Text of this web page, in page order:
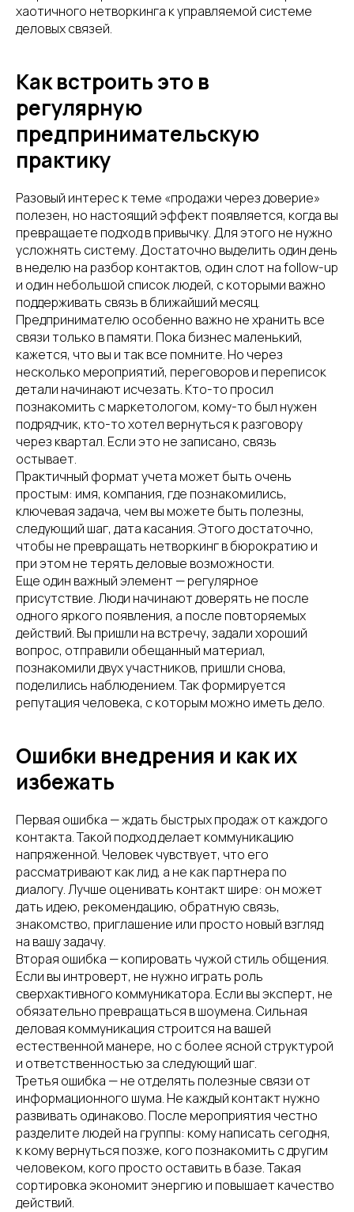
хаотичного нетворкинга к управляемой системе
деловых связей.
Как встроить это в
регулярную
предпринимательскую
практику
Разовый интерес к теме «продажи через доверие»
полезен, но настоящий эффект появляется, когда вы
превращаете подход в привычку. Для этого не нужно
усложнять систему. Достаточно выделить один день
в неделю на разбор контактов, один слот на follow-up
и один небольшой список людей, с которыми важно
поддерживать связь в ближайший месяц.
Предпринимателю особенно важно не хранить все
связи только в памяти. Пока бизнес маленький,
кажется, что вы и так все помните. Но через
несколько мероприятий, переговоров и переписок
детали начинают исчезать. Кто-то просил
познакомить с маркетологом, кому-то был нужен
подрядчик, кто-то хотел вернуться к разговору
через квартал. Если это не записано, связь
остывает.
Практичный формат учета может быть очень
простым: имя, компания, где познакомились,
ключевая задача, чем вы можете быть полезны,
следующий шаг, дата касания. Этого достаточно,
чтобы не превращать нетворкинг в бюрократию и
при этом не терять деловые возможности.
Еще один важный элемент — регулярное
присутствие. Люди начинают доверять не после
одного яркого появления, а после повторяемых
действий. Вы пришли на встречу, задали хороший
вопрос, отправили обещанный материал,
познакомили двух участников, пришли снова,
поделились наблюдением. Так формируется
репутация человека, с которым можно иметь дело.
Ошибки внедрения и как их
избежать
Первая ошибка — ждать быстрых продаж от каждого
контакта. Такой подход делает коммуникацию
напряженной. Человек чувствует, что его
рассматривают как лид, а не как партнера по
диалогу. Лучше оценивать контакт шире: он может
дать идею, рекомендацию, обратную связь,
знакомство, приглашение или просто новый взгляд
на вашу задачу.
Вторая ошибка — копировать чужой стиль общения.
Если вы интроверт, не нужно играть роль
сверхактивного коммуникатора. Если вы эксперт, не
обязательно превращаться в шоумена. Сильная
деловая коммуникация строится на вашей
естественной манере, но с более ясной структурой
и ответственностью за следующий шаг.
Третья ошибка — не отделять полезные связи от
информационного шума. Не каждый контакт нужно
развивать одинаково. После мероприятия честно
разделите людей на группы: кому написать сегодня,
к кому вернуться позже, кого познакомить с другим
человеком, кого просто оставить в базе. Такая
сортировка экономит энергию и повышает качество
действий.